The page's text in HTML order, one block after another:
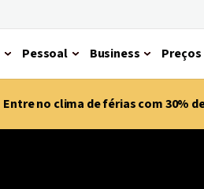
Pessoal Business Preços
Entre no clima de férias com 30%